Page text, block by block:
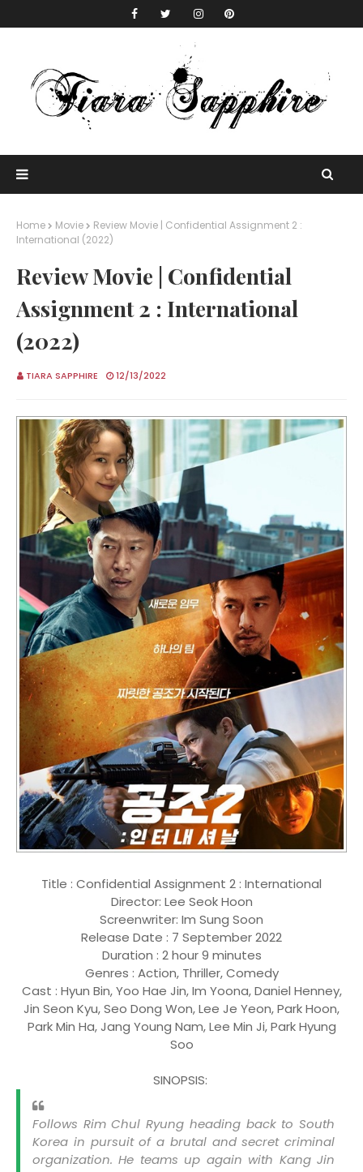
Home Movie
Review Movie | Confidential Assignment 2 :
International (2022)
Review Movie | Confidential
Assignment 2 : International
(2022)
TIARA SAPPHIRE 12/13/2022
Title : Confidential Assignment 2 : International
Director: Lee Seok Hoon
Screenwriter: Im Sung Soon
Release Date : 7 September 2022
Duration : 2 hour 9 minutes
Genres : Action, Thriller, Comedy
Cast : Hyun Bin, Yoo Hae Jin, Im Yoona, Daniel Henney,
Jin Seon Kyu, Seo Dong Won, Lee Je Yeon, Park Hoon,
Park Min Ha, Jang Young Nam, Lee Min Ji, Park Hyung
Soo
SINOPSIS:
Follows Rim Chul Ryung heading back to South
Korea in pursuit of a brutal and secret criminal
organization. He teams up again with Kang Jin